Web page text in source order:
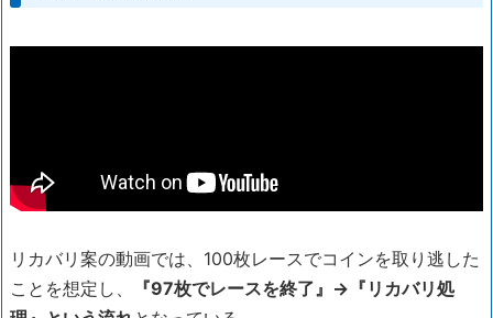
リカバリ案の動画では、100枚レースでコインを取り逃した
ことを想定し、
『97枚でレースを終了』→『リカバリ処